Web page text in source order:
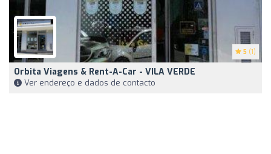
5 (1)
Orbita Viagens & Rent-A-Car - VILA VERDE
Ver endereço e dados de contacto